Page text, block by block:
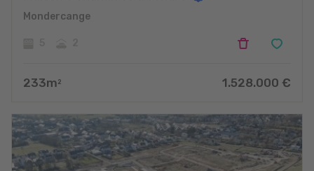
Mondercange
233m 2 1.528.000 €